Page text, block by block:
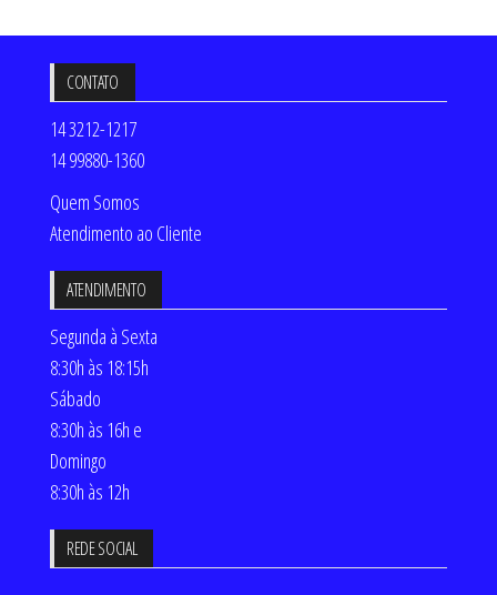
CONTATO
14 3212-1217
14 99880-1360
Quem Somos
Atendimento ao Cliente
ATENDIMENTO
Segunda à Sexta
8:30h às 18:15h
Sábado
8:30h às 16h e
Domingo
8:30h às 12h
REDE SOCIAL